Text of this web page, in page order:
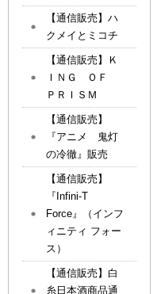
【通信販売】ハ
クメイとミコチ
【通信販売】Ｋ
ＩＮＧ ＯＦ
ＰＲＩＳＭ
【通信販売】
『アニメ 鬼灯
の冷徹』販売
【通信販売】
『Infini-T
Force』（インフ
ィニティ フォー
ス）
【通信販売】白
糸日本酒商品通